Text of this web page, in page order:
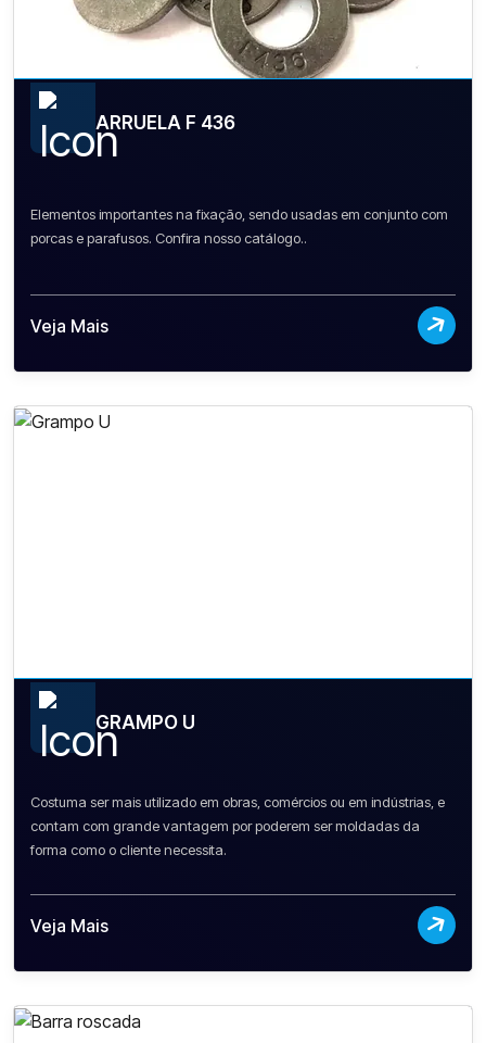
ARRUELA F 436
Elementos importantes na fixação, sendo usadas em conjunto com
porcas e parafusos. Confira nosso catálogo..
Veja Mais
GRAMPO U
Costuma ser mais utilizado em obras, comércios ou em indústrias, e
contam com grande vantagem por poderem ser moldadas da
forma como o cliente necessita.
Veja Mais